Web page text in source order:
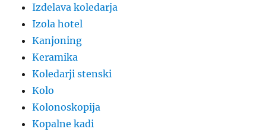
Izdelava koledarja
Izola hotel
Kanjoning
Keramika
Koledarji stenski
Kolo
Kolonoskopija
Kopalne kadi